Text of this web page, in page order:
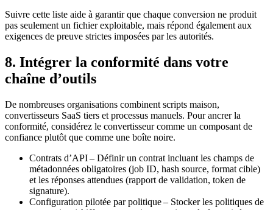
Suivre cette liste aide à garantir que chaque conversion ne produit
pas seulement un fichier exploitable, mais répond également aux
exigences de preuve strictes imposées par les autorités.
8. Intégrer la conformité dans votre
chaîne d’outils
De nombreuses organisations combinent scripts maison,
convertisseurs SaaS tiers et processus manuels. Pour ancrer la
conformité, considérez le convertisseur comme un composant de
confiance plutôt que comme une boîte noire.
Contrats d’API– Définir un contrat incluant les champs de
métadonnées obligatoires (job ID, hash source, format cible)
et les réponses attendues (rapport de validation, token de
signature).
Configuration pilotée par politique– Stocker les politiques de